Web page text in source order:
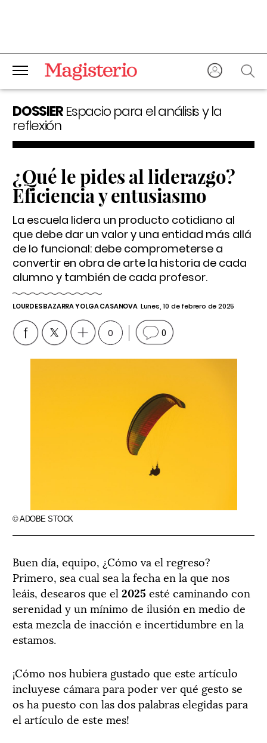
DOSSIEREspacio para el análisis y la
reflexión
¿Qué le pides al liderazgo?
Eficiencia y entusiasmo
La escuela lidera un producto cotidiano al
que debe dar un valor y una entidad más allá
de lo funcional: debe comprometerse a
convertir en obra de arte la historia de cada
alumno y también de cada profesor.
LOURDES BAZARRA Y OLGA CASANOVA Lunes, 10 de febrero de 2025
0 0
© ADOBE STOCK
Buen día, equipo, ¿Cómo va el regreso?
Primero, sea cual sea la fecha en la que nos
leáis, desearos que el 2025esté caminando con
serenidad y un mínimo de ilusión en medio de
esta mezcla de inacción e incertidumbre en la
estamos.
¡Cómo nos hubiera gustado que este artículo
incluyese cámara para poder ver qué gesto se
os ha puesto con las dos palabras elegidas para
el artículo de este mes!